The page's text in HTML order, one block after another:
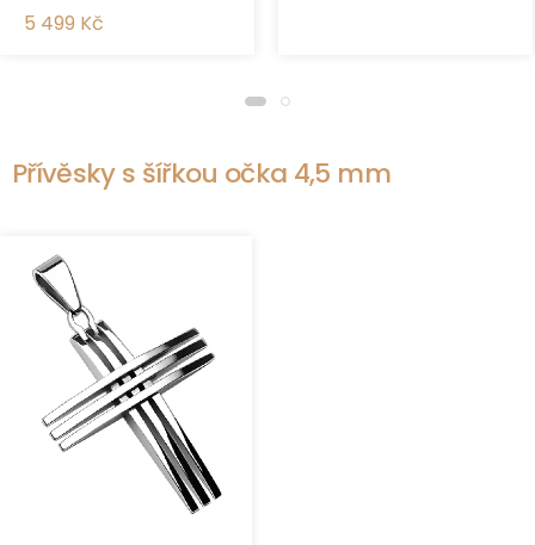
5 499 Kč
Přívěsky s šířkou očka 4,5 mm